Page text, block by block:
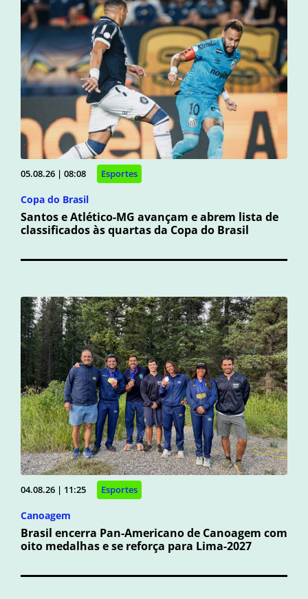
05.08.26 | 08:08 Esportes
Copa do Brasil
Santos e Atlético-MG avançam e abrem lista de
classificados às quartas da Copa do Brasil
04.08.26 | 11:25 Esportes
Canoagem
Brasil encerra Pan-Americano de Canoagem com
oito medalhas e se reforça para Lima-2027